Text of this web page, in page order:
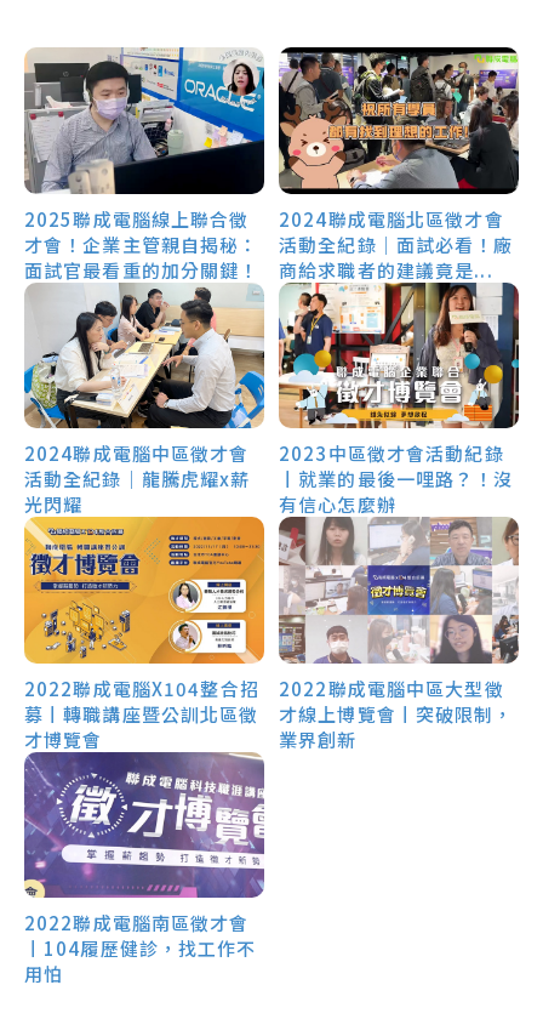
2025聯成電腦線上聯合徵
才會！企業主管親自揭秘：
面試官最看重的加分關鍵！
2024聯成電腦北區徵才會
活動全紀錄｜面試必看！廠
商給求職者的建議竟是...
2024聯成電腦中區徵才會
活動全紀錄｜龍騰虎耀x薪
光閃耀
2023中區徵才會活動紀錄
丨就業的最後一哩路？！沒
有信心怎麼辦
2022聯成電腦X104整合招
募丨轉職講座暨公訓北區徵
才博覽會
2022聯成電腦中區大型徵
才線上博覽會丨突破限制，
業界創新
2022聯成電腦南區徵才會
丨104履歷健診，找工作不
用怕